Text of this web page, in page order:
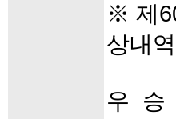
※ 제
상내역
우 승